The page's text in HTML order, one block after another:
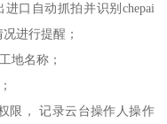
口自动抓拍并识别chepai
进行提醒；
地名称；
限， 记录云台操作人操作